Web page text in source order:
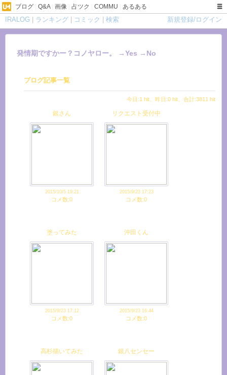
ブログ Q&A| 画像 占ツク COMMU あるある
IRALOG ランキング コミック 検索 新規登録/ログイン
発情期ですかー？コノヤロー。 →Yes →No
ブログ記事一覧
今日:1 hit、昨日:0 hit、合計:3811 hit
銀さん
happybirthday、
2015/10/5 19:21
コメ数:0
リクエスト受付中
2015/9/23 17:23
コメ数:0
塗ってみた
2015/9/23 17:12
コメ数:0
沖田くん
2015/9/23 16:44
コメ数:0
高杉描いてみた 銀八センセー